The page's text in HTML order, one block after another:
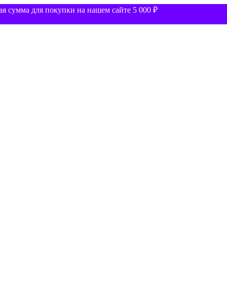
сумма для покупки на нашем сайте 5 000 ₽